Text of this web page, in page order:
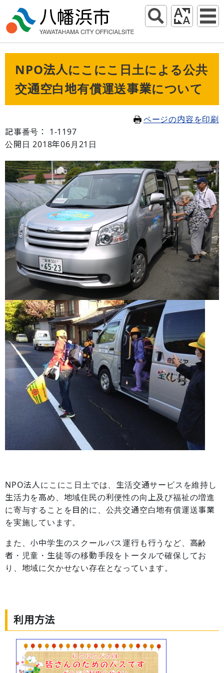
NPO法人にこにこ日土による公共
交通空白地有償運送事業について
ページの内容を印刷
記事番号： 1-1197
公開日 2018年06月21日
NPO法人にこにこ日土では、生活交通サービスを維持し
生活力を高め、地域住民の利便性の向上及び福祉の増進
に寄与することを目的に、公共交通空白地有償運送事業
を実施しています。
また、小中学生のスクールバス運行も行うなど、高齢
者・児童・生徒等の移動手段をトータルで確保してお
り、地域に欠かせない存在となっています。
利用方法